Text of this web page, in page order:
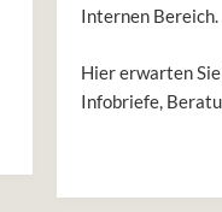
Internen Bereich.
Hier erwarten
Infobriefe,